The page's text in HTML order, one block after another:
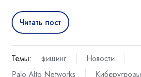
Читать пост
Темы: фишинг
Новости
Palo Alto Networks
Киберугрозы